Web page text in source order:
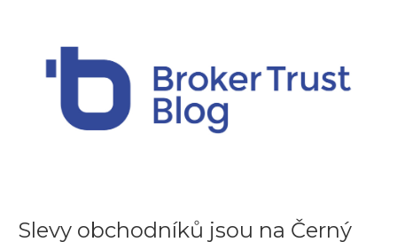
Slevy obchodníků jsou na Černý